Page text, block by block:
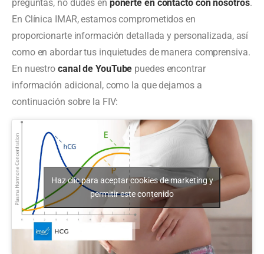
preguntas, no dudes en ponerte en contacto con nosotros.
En Clínica IMAR, estamos comprometidos en
proporcionarte información detallada y personalizada, así
como en abordar tus inquietudes de manera comprensiva.
En nuestro canal de YouTube puedes encontrar
información adicional, como la que dejamos a
continuación sobre la FIV:
Haz clic para aceptar cookies de marketing y
permitir este contenido